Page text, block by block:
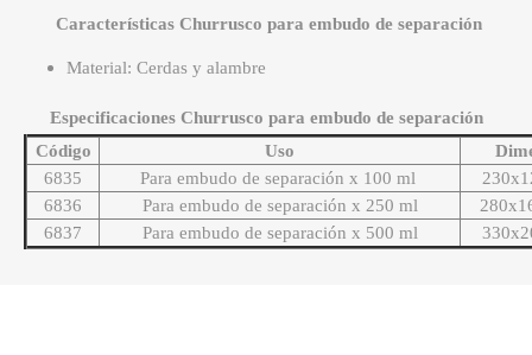
Características Churrusco para embudo de separación
Material: Cerdas y alambre
Especificaciones Churrusco para embudo de separación
Código
Uso
6835
Para embudo de separación x 100 ml
6836
Para embudo de separación x 250 ml
6837
Para embudo de separación x 500 ml